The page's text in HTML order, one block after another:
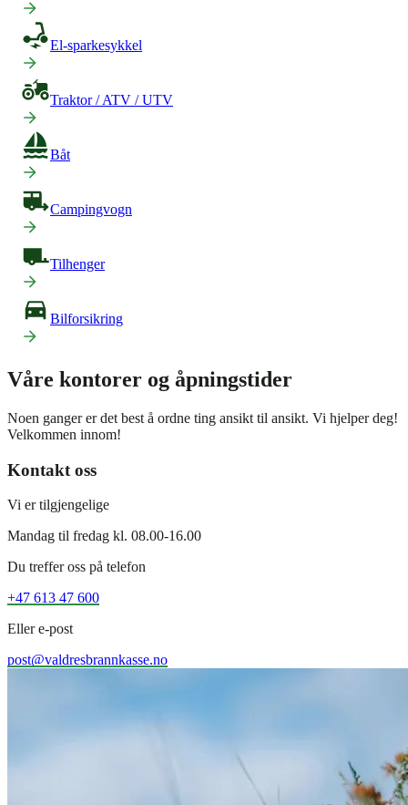
El-sparkesykkel
Traktor / ATV / UTV
Båt
Campingvogn
Tilhenger
Bilforsikring
Våre kontorer og åpningstider
Noen ganger er det best å ordne ting ansikt til ansikt. Vi hjelper deg!
Velkommen innom!
Kontakt oss
Vi er tilgjengelige
Mandag til fredag kl. 08.00-16.00
Du treffer oss på telefon
+47 613 47 600
Eller e-post
post@valdresbrannkasse.no